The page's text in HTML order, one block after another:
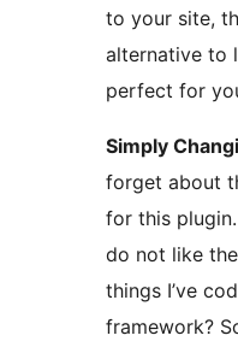
to your site,
alternative to
perfect for
Simply
forget about
for this
do not like
things I’ve
framework?